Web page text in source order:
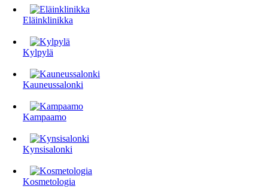
Eläinklinikka
Kylpylä
Kauneussalonki
Kampaamo
Kynsisalonki
Kosmetologia